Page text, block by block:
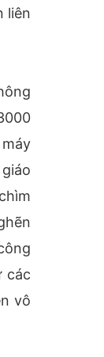
liên
các
vô